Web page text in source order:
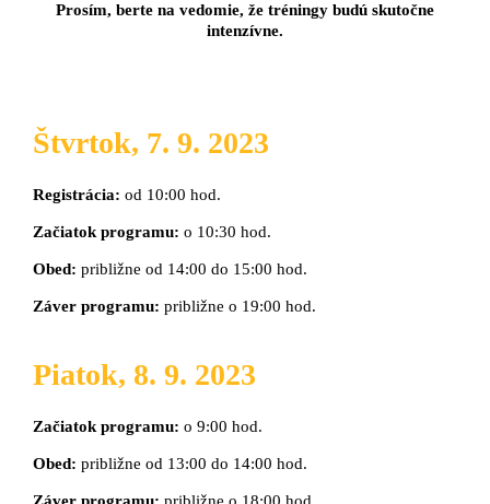
Prosím, berte na vedomie, že tréningy budú skutočne
intenzívne.
Štvrtok, 7. 9. 2023
Registrácia: od 10:00 hod.
Začiatok programu: o 10:30 hod.
Obed: približne od 14:00 do 15:00 hod.
Záver programu: približne o 19:00 hod.
Piatok, 8. 9. 2023
Začiatok programu: o 9:00 hod.
Obed: približne od 13:00 do 14:00 hod.